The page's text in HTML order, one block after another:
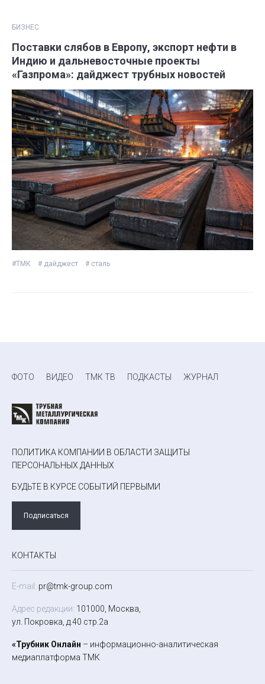
БИЗНЕС
Поставки слябов в Европу, экспорт нефти в
Индию и дальневосточные проекты
«Газпрома»: дайджест трубных новостей
#ТМК # дайджест # сталь
ФОТО ВИДЕО ТМК ТВ ПОДКАСТЫ ЖУРНАЛ
ПОЛИТИКА КОМПАНИИ В ОБЛАСТИ ЗАЩИТЫ
ПЕРСОНАЛЬНЫХ ДАННЫХ
БУДЬТЕ В КУРСЕ СОБЫТИЙ ПЕРВЫМИ
Подписаться
КОНТАКТЫ
E-mail: pr@tmk-group.com
Адрес редакции: 101000, Москва,
ул. Покровка, д.40 стр.2а
«Трубник Онлайн – информационно-аналитическая
медиаплатформа ТМК